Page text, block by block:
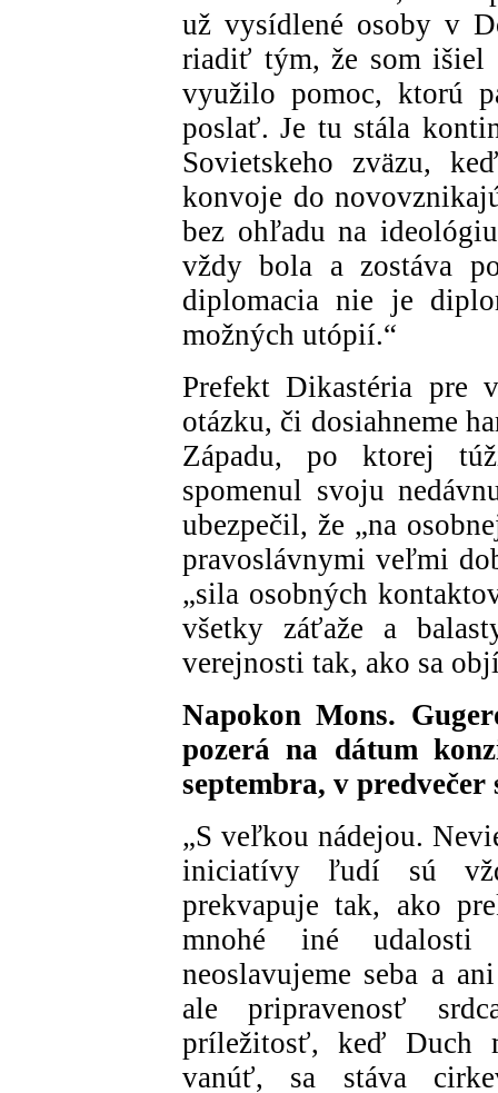
už vysídlené osoby v
riadiť tým, že som išiel
využilo pomoc, ktorú
poslať. Je tu stála
Sovietskeho zväzu,
konvoje do
bez ohľadu na
vždy bola a zostáva
diplomacia nie je
možných utópií.“
Prefekt Dikastéria pre
otázku, či dosiahneme
Západu, po ktorej
spomenul svoju
ubezpečil, že „na
pravoslávnymi veľmi
„sila osobných
všetky záťaže a
verejnosti tak, ako sa
Napokon Mons.
pozerá na dátum
septembra, v predvečer
„S veľkou nádejou.
iniciatívy ľudí sú
prekvapuje tak, ako
mnohé iné udalosti
neoslavujeme seba a
ale pripravenosť
príležitosť, keď Duch
vanúť, sa stáva